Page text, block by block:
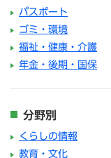
パスポート
ゴミ・環境
福祉・健康・介護
年金・後期・国保
分野別
くらしの情報
教育・文化